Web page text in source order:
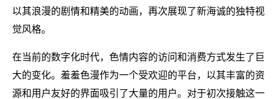
以其浪漫的剧情和精美的动画，再次展现了新海诚的独特视
觉风格。
在当前的数字化时代，色情内容的访问和消费方式发生了巨
大的变化。羞羞色漫作为一个受欢迎的平台，以其丰富的资
源和用户友好的界面吸引了大量的用户。对于初次接触这一